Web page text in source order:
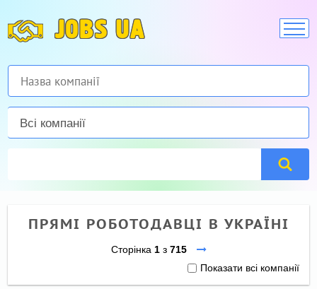
JOBS UA
Всі компанії
ПРЯМІ РОБОТОДАВЦІ В УКРАЇНІ
Сторінка 1з 715
Показати всі компанії